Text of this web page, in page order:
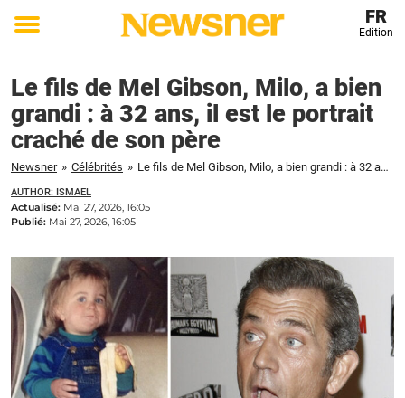
Toggle
FR
Edition
Le fils de Mel Gibson, Milo, a bien
grandi : à 32 ans, il est le portrait
craché de son père
Newsner » Célébrités » Le fils de Mel Gibson, Milo, a bien grandi : à 32 ans, il est le portrait craché de son père
AUTHOR: ISMAEL
Actualisé: Mai 27, 2026, 16:05
Publié: Mai 27, 2026, 16:05